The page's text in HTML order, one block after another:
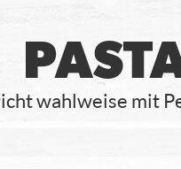
wahlweise mit